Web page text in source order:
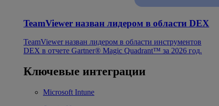
TeamViewer назван лидером в области DEX
TeamViewer назван лидером в области инструментов
DEX в отчете Gartner® Magic Quadrant™ за 2026 год.
Ключевые интеграции
Microsoft Intune